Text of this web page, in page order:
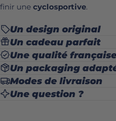
Choisissez"Exporter en
Le fichier .gpx sera
ordinateur
Suunto (via
Ouvrez l’appli Suunto sur
Sélectionnez votre activité
Cliquez sur lestrois
finir une cyclosportive.
Un design original
Un cadeau parfait
Une qualité
Un packaging
Modes de livraison
Une question ?